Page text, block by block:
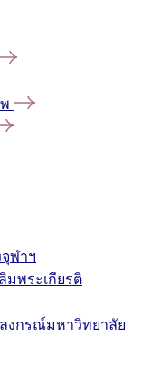
ฬาฯ
มพระเกียรติ
งกรณ์มหาวิทยาลัย